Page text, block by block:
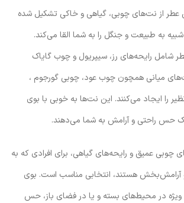
عطر از نت‌های چوبی، گیاهی و خاکی تشکیل شده
به طبیعت و جنگل را به شما القا می‌کند.
شامل رایحه‌های رز، سیپریول و چوب گایاک
میانی همچون چوب عود، چوبی گورجوم ،
را ایجاد می‌کنند. این نت‌ها به خوبی با بوی
حس راحتی و آرامش به شما می‌دهند.
چوبی عمیق و رایحه‌های گیاهی، برای افرادی که به
آرامش‌بخش هستند، انتخابی مناسب است. بوی
در محیط‌های بسته و یا در فضای باز، حس